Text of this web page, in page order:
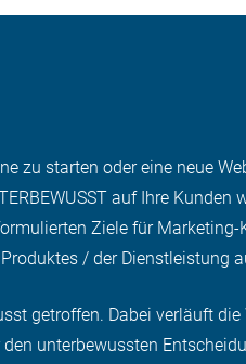
zu starten oder eine neue
auf Ihre
Ziele für Marketing-
/ der Dienstleistung
getroffen. Dabei verläuft
unterbewussten